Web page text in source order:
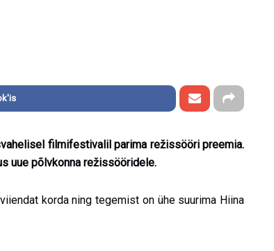
filmifestivalil parima režissööri preemia.
uue põlvkonna režissööridele.
korda ning tegemist on ühe suurima Hiina